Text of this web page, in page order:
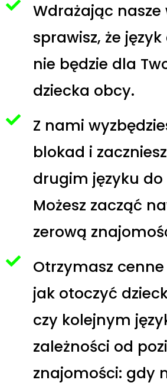
Wdrażając nasze
sprawisz, że
nie będzie dla
dziecka obcy.
Z nami
blokad i
drugim języku do
Możesz zacząć
zerową
Otrzymasz
jak otoczyć
czy kolejnym
zależności od
znajomości: gdy